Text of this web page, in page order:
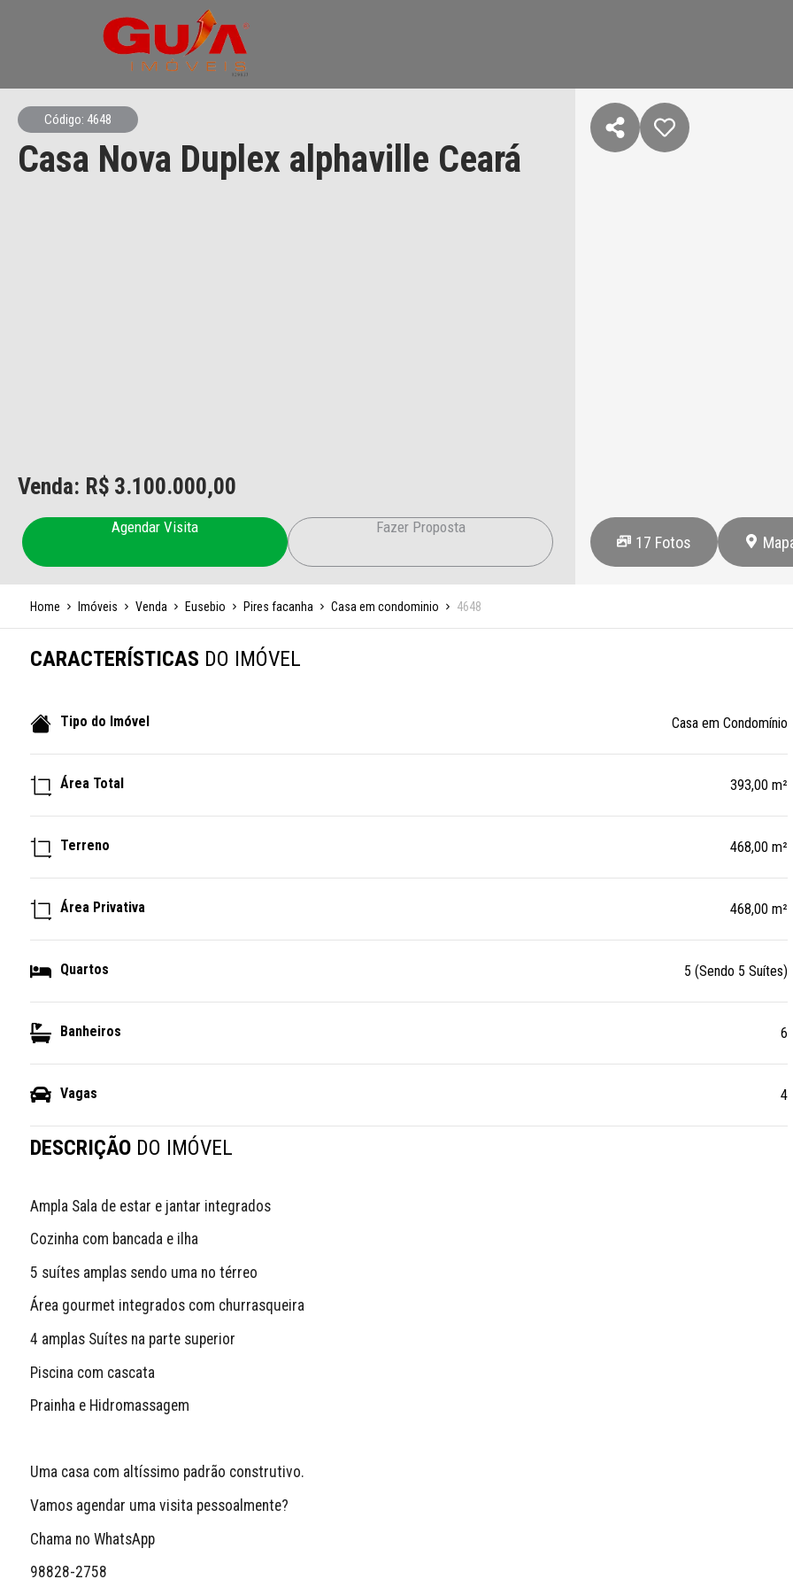
Código: 4648
Casa Nova Duplex alphaville Ceará
Venda: R$ 3.100.000,00
Agendar Visita Fazer Proposta
17 Fotos
Home Imóveis Venda Eusebio Pires facanha Casa em condominio 4648
CARACTERÍSTICAS DO IMÓVEL
Tipo do Imóvel Casa em Condomínio
Área Total 393,00 m²
Terreno 468,00 m²
Área Privativa 468,00 m²
Quartos 5 (Sendo 5 Suítes)
Banheiros 6
Vagas 4
DESCRIÇÃO DO IMÓVEL
Ampla Sala de estar e jantar integrados
Cozinha com bancada e ilha
5 suítes amplas sendo uma no térreo
Área gourmet integrados com churrasqueira
4 amplas Suítes na parte superior
Piscina com cascata
Prainha e Hidromassagem
Uma casa com altíssimo padrão construtivo.
Vamos agendar uma visita pessoalmente?
Chama no WhatsApp
98828-2758